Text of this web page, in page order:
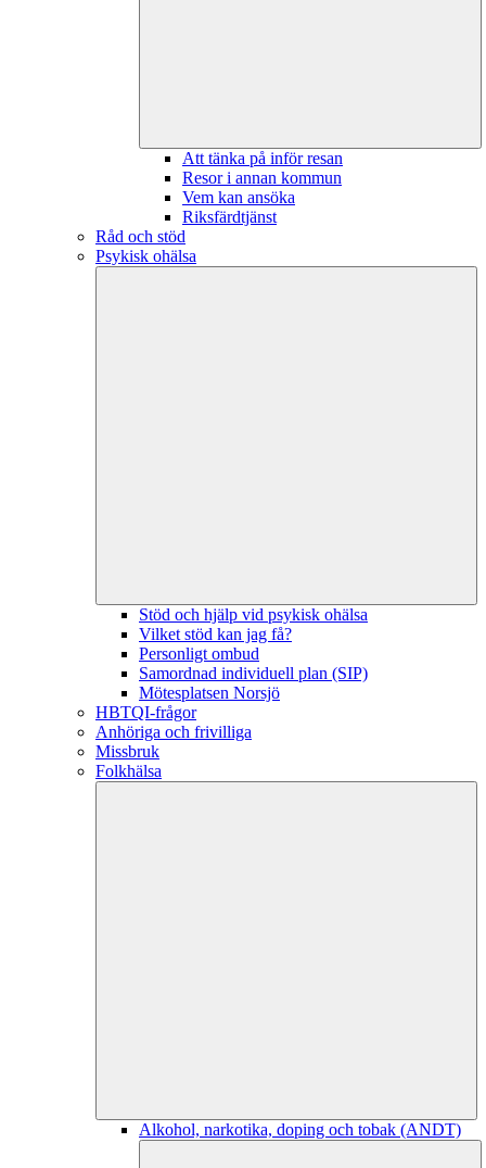
Att tänka på inför resan
Resor i annan kommun
Vem kan ansöka
Riksfärdtjänst
Råd och stöd
Psykisk ohälsa
Stöd och hjälp vid psykisk ohälsa
Vilket stöd kan jag få?
Personligt ombud
Samordnad individuell plan (SIP)
Mötesplatsen Norsjö
HBTQI-frågor
Anhöriga och frivilliga
Missbruk
Folkhälsa
Alkohol, narkotika, doping och tobak (ANDT)